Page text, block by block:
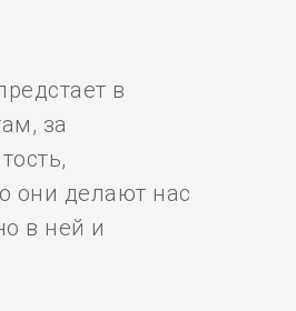
в
за
они делают нас
в ней и